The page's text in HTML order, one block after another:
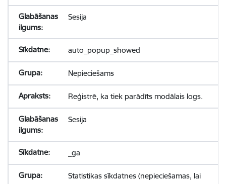
Sesija
auto_popup_showed
Nepieciešams
Reģistrē, ka tiek parādīts modālais logs.
Sesija
_ga
Statistikas sīkdatnes (nepieciešamas, lai